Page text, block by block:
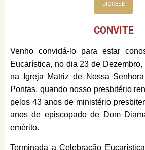
DIOCESE
CONVITE
Venho convidá-lo para estar
Eucarística, no dia 23 de Dezembro,
na Igreja Matriz de Nossa
Pontas, quando nosso presbitério
pelos 43 anos de ministério
anos de episcopado de Dom
emérito.
Terminada a Celebração